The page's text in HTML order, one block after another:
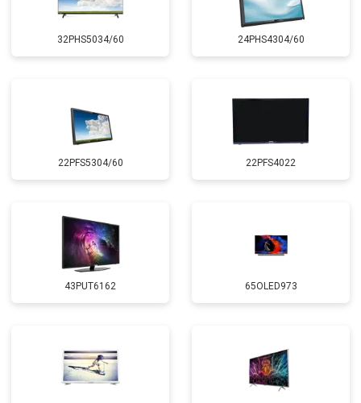
32PHS5034/60 24PHS4304/60
22PFS5304/60 22PFS4022
43PUT6162 65OLED973